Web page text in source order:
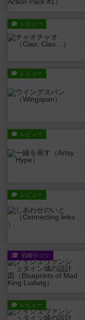
レビュー
レビュー
レビュー
レビュー
戦略やコツ
レビュー